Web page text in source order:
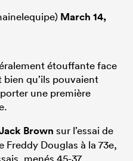
March 14,
étouffante face
bien qu’ils pouvaient
une première
Brown sur l’essai de
Freddy Douglas à la 73e,
menés 45-37,